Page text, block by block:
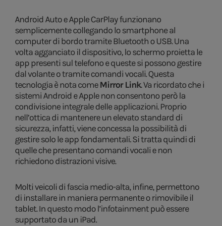
Android Auto e Apple CarPlay funzionano
semplicemente collegando lo smartphone al
computer di bordo tramite Bluetooth o USB. Una
volta agganciato il dispositivo, lo schermo proietta le
app presenti sul telefono e queste si possono gestire
dal volante o tramite comandi vocali. Questa
tecnologia è nota comeMirror Link. Va ricordato che i
sistemi Android e Apple non consentono però la
condivisione integrale delle applicazioni. Proprio
nell’ottica di mantenere un elevato standard di
sicurezza, infatti, viene concessa la possibilità di
gestire solo le app fondamentali. Si tratta quindi di
quelle che presentano comandi vocali e non
richiedono distrazioni visive.
Molti veicoli di fascia medio-alta, infine, permettono
di installare in maniera permanente o rimovibile il
tablet. In questo modo l’infotainment può essere
supportato da un iPad.